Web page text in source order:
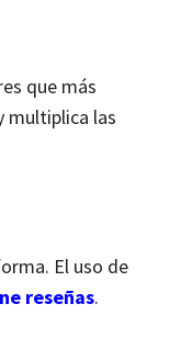
que más
multiplica las
El uso de
reseñas.